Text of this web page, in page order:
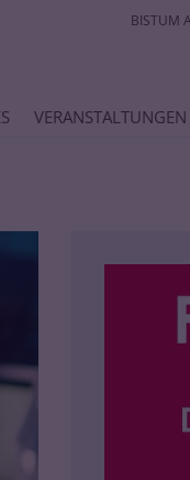
BISTUM
VERANSTALTUNGEN